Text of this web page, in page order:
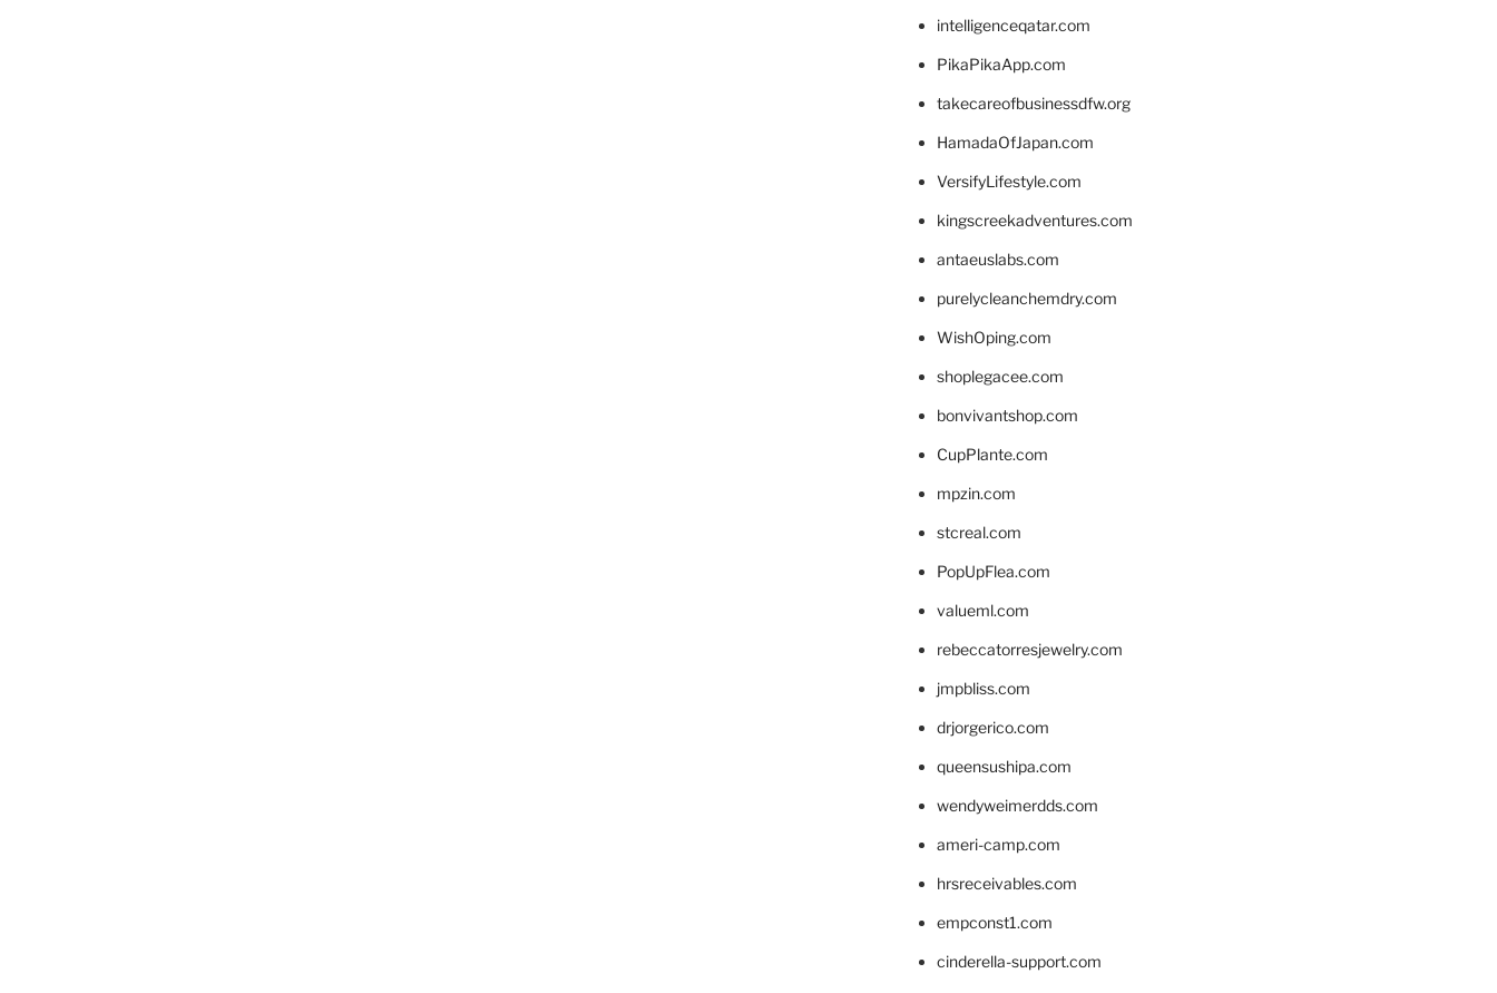
intelligenceqatar.com
PikaPikaApp.com
takecareofbusinessdfw.org
HamadaOfJapan.com
VersifyLifestyle.com
kingscreekadventures.com
antaeuslabs.com
purelycleanchemdry.com
WishOping.com
shoplegacee.com
bonvivantshop.com
CupPlante.com
mpzin.com
stcreal.com
PopUpFlea.com
valueml.com
rebeccatorresjewelry.com
jmpbliss.com
drjorgerico.com
queensushipa.com
wendyweimerdds.com
ameri-camp.com
hrsreceivables.com
empconst1.com
cinderella-support.com